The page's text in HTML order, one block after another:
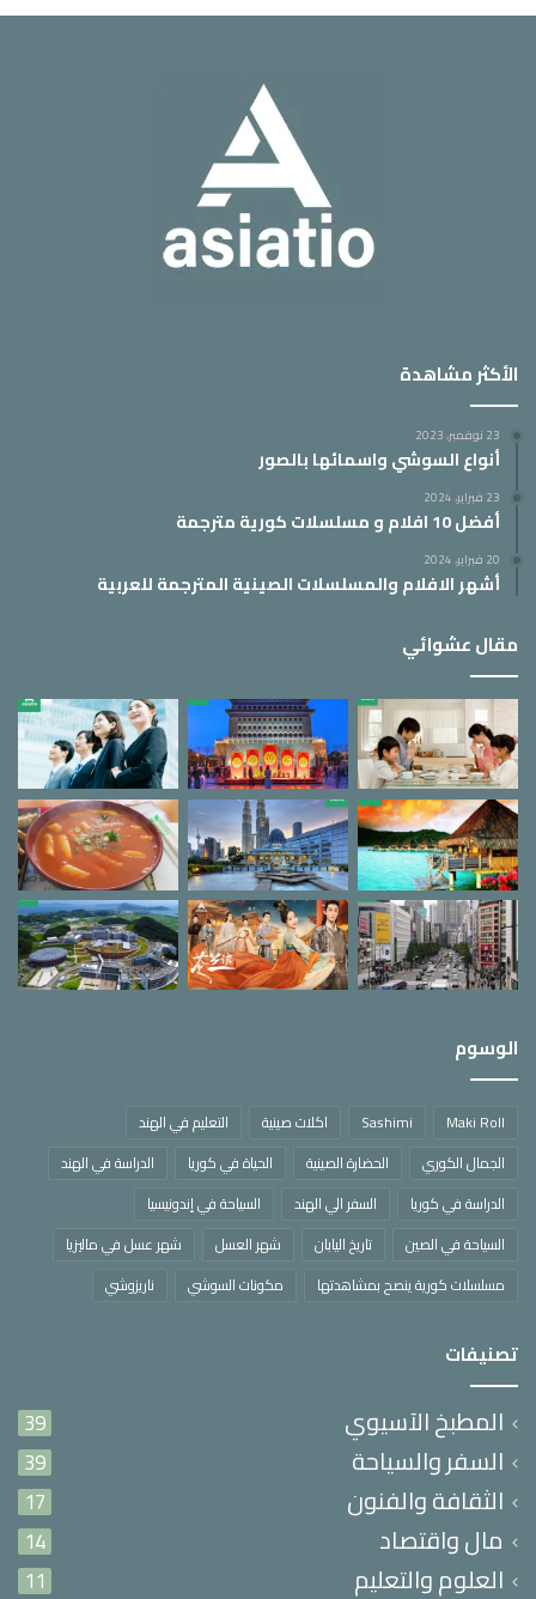
الأكثر مشاهدة
23 نوفمبر، 2023
أنواع السوشي واسمائها بالصور
23 فبراير، 2024
أفضل 10 افلام و مسلسلات كورية مترجمة
20 فبراير، 2024
أشهر الافلام والمسلسلات الصينية المترجمة للعربية
مقال عشوائي
الوسوم
Maki Roll
Sashimi اكلات صينية
التعليم في الهند
الجمال الكوري
الحضارة الصينية الحياة في كوريا
الدراسة في الهند
الدراسة في كوريا
السفر الي الهند
السياحة في إندونيسيا
السياحة في الصين
تاريخ اليابان شهر العسل
شهر عسل في ماليزيا
مسلسلات كورية ينصح بمشاهدتها
مكونات السوشي ناريزوشي
تصنيفات
المطبخ الآسيوي 39
السفر والسياحة 39
الثقافة والفنون 17
مال واقتصاد 14
العلوم والتعليم 11